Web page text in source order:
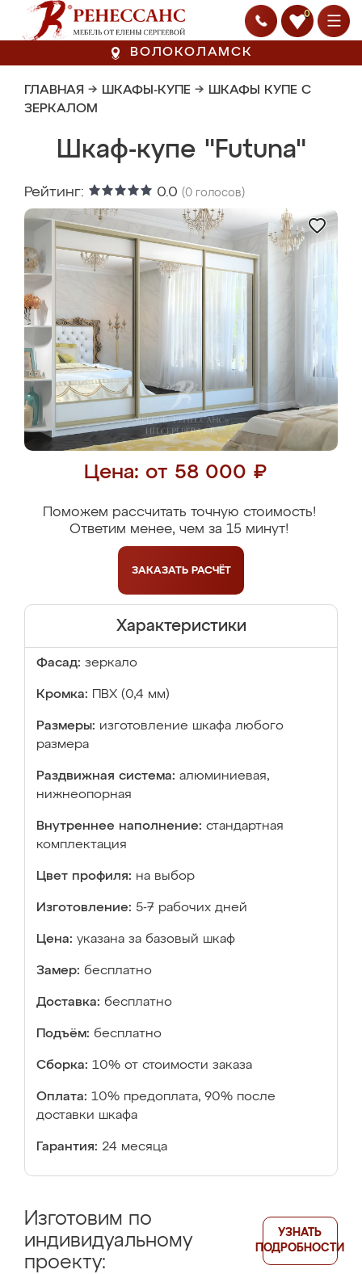
0
ВОЛОКОЛАМСК
ГЛАВНАЯ → ШКАФЫ-КУПЕ → ШКАФЫ КУПЕ С
ЗЕРКАЛОМ
Шкаф-купе "Futuna"
Рейтинг: 0.0 (0 голосов)
Цена: от 58 000 ₽
Поможем рассчитать точную стоимость!
Ответим менее, чем за 15 минут!
ЗАКАЗАТЬ РАСЧЁТ
Характеристики
Фасад: зеркало
Кромка: ПВХ (0,4 мм)
Размеры: изготовление шкафа любого
размера
Раздвижная система: алюминиевая,
нижнеопорная
Внутреннее наполнение: стандартная
комплектация
Цвет профиля: на выбор
Изготовление: 5-7 рабочих дней
Цена: указана за базовый шкаф
Замер: бесплатно
Доставка: бесплатно
Подъём: бесплатно
Сборка: 10% от стоимости заказа
Оплата: 10% предоплата, 90% после
доставки шкафа
Гарантия: 24 месяца
Изготовим по
индивидуальному
проекту:
УЗНАТЬ
ПОДРОБНОСТИ